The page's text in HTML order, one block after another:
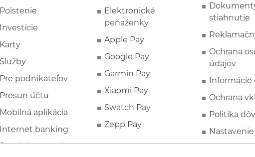
Poistenie
Investície
Karty
Služby
Pre podnikateľov
Presun účtu
Mobilná aplikácia
Internet banking
Špeciálne ponuky
Elektronické
peňaženky
Apple Pay
Google Pay
Garmin Pay
Xiaomi Pay
Swatch Pay
Zepp Pay
stiahnutie
Ochrana
údajov
Informácie
Ochrana
Politika